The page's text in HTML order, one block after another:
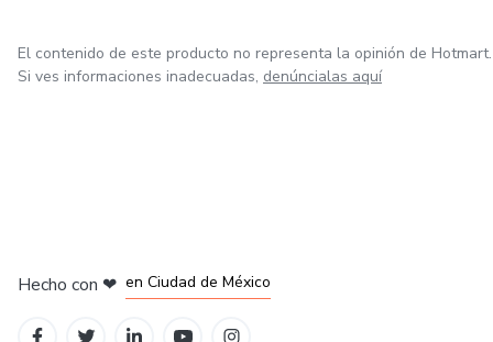
El contenido de este producto no representa la opinión de Hotmart.
Si ves informaciones inadecuadas, denúncialas aquí
Hecho con ❤ en Ciudad de México